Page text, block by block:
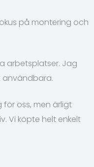
på montering och
arbetsplatser. Jag
användbara.
för oss, men ärligt
Vi köpte helt enkelt